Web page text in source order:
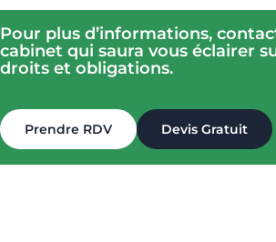
Prendre RDV Devis Gratuit
Pour plus d’informations,
cabinet qui saura vous éclairer
droits et obligations.